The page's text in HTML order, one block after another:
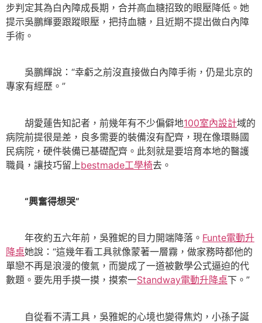
步判定其為白內障成長期，合并高血糖招致的眼壓降低。她
提示吳鵬輝要跟蹤眼壓，把持血糖，且近期不提出做白內障
手術。
吳鵬輝說：“幸虧之前沒直接做白內障手術，仍是北京的
專家有經歷。”
胡愛蓮告知記者，前幾年有不少偏僻地100室內設計域的
病院前提很是差，良多需要的裝備沒有配齊，現在像環縣國
民病院，硬件裝備已基礎配齊。此刻就是要培育本地的醫護
職員，讓技巧留上bestmade工學椅去。
“興奮得想哭”
年夜約五六年前，吳雅妮的目力開端降落。 Funte電動升
降桌她說：“這幾年看工具就像蒙著一層霧，做家務時都他的
單戀不再是浪漫的傻氣，而變成了一道被數學公式逼迫的代
數題。要先用手摸一摸，摸索一Standway電動升降桌下。”
自從看不清工具，吳雅妮的心境也變得焦灼，小孫子誕